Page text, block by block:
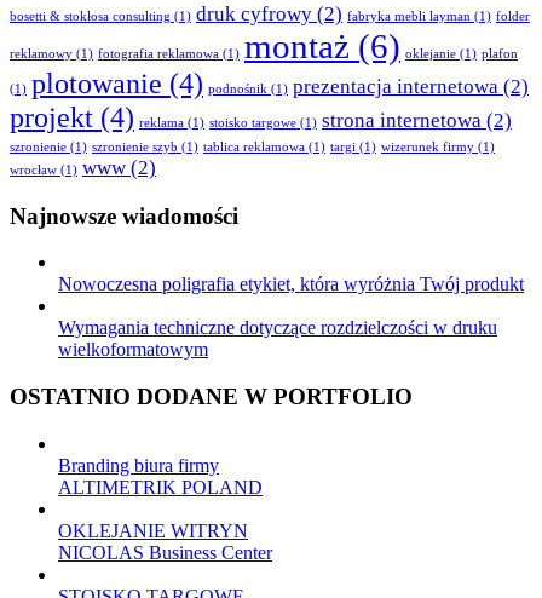
bosetti & stokłosa consulting (1) druk cyfrowy (2) fabryka mebli layman (1) folder
reklamowy (1) fotografia reklamowa (1) montaż (6) oklejanie (1) plafon
(1) plotowanie (4) podnośnik (1) prezentacja internetowa (2)
projekt (4) reklama (1) stoisko targowe (1) strona internetowa (2)
szronienie (1) szronienie szyb (1) tablica reklamowa (1) targi (1) wizerunek firmy (1)
wrocław (1) www (2)
Najnowsze wiadomości
Nowoczesna poligrafia etykiet, która wyróżnia Twój produkt
Wymagania techniczne dotyczące rozdzielczości w druku
wielkoformatowym
OSTATNIO DODANE W PORTFOLIO
Branding biura firmy
ALTIMETRIK POLAND
OKLEJANIE WITRYN
NICOLAS Business Center